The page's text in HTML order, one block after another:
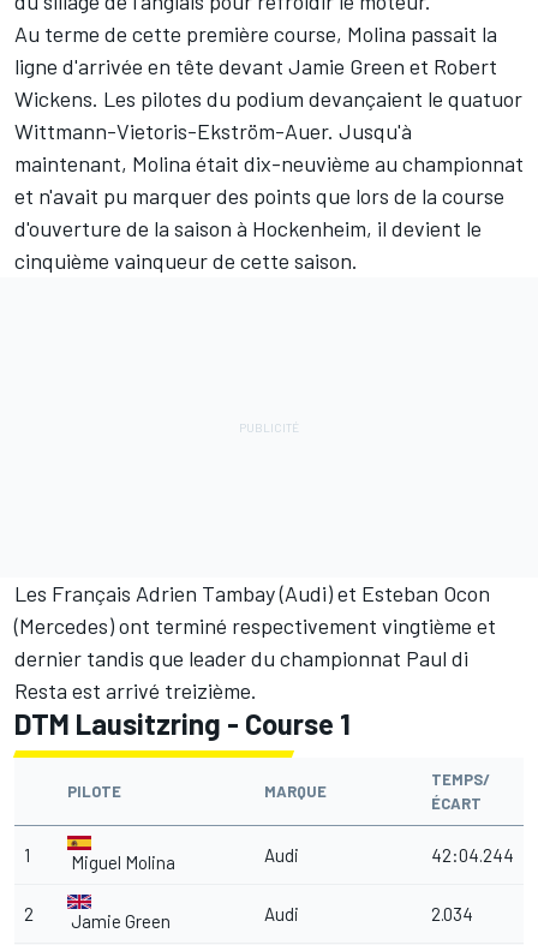
Au terme de cette première course, Molina passait la
ligne d'arrivée en tête devant Jamie Green et Robert
Wickens. Les pilotes du podium devançaient le quatuor
Wittmann-Vietoris-Ekström-Auer. Jusqu'à
maintenant, Molina était dix-neuvième au championnat
et n'avait pu marquer des points que lors de la course
d'ouverture de la saison à Hockenheim, il devient le
cinquième vainqueur de cette saison.
Les Français Adrien Tambay (Audi) et Esteban Ocon
(Mercedes) ont terminé respectivement vingtième et
dernier tandis que leader du championnat Paul di
Resta est arrivé treizième.
DTM Lausitzring - Course 1
PILOTE MARQUE
TEMPS/
ÉCART
1 Miguel Molina Audi 42:04.244
2 Jamie Green Audi 2.034